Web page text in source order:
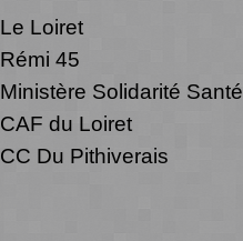
Le Loiret
Rémi 45
Ministère Solidarité Santé
CAF du Loiret
CC Du Pithiverais